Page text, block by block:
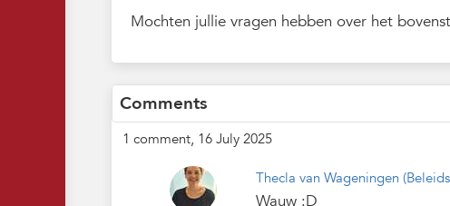
Mochten jullie vragen hebben over het
Comments
1 comment, 16 July 2025
Thecla van Wageningen
Wauw :D